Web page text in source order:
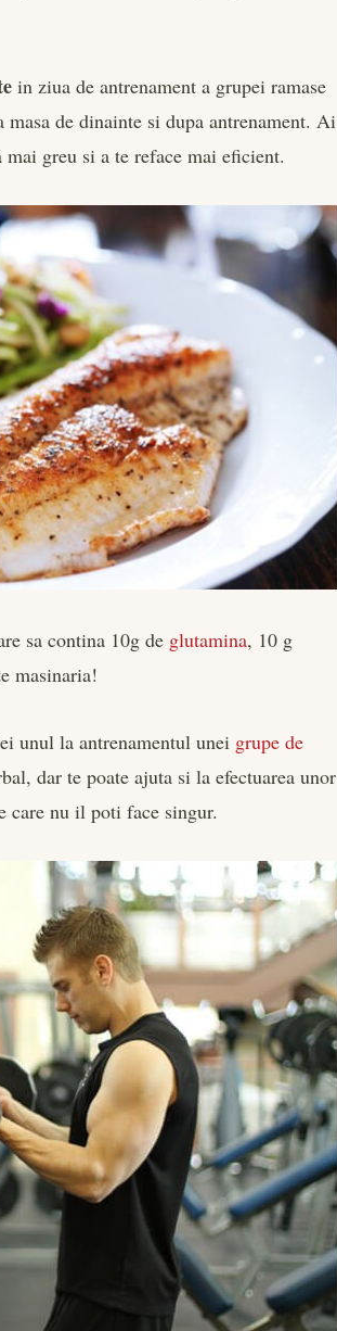
in ziua de antrenament a grupei ramase
de dinainte si dupa antrenament. Ai
greu si a te reface mai eficient.
sa contina 10g de glutamina, 10 g
masinaria!
unul la antrenamentul unei grupe de
dar te poate ajuta si la efectuarea unor
care nu il poti face singur.